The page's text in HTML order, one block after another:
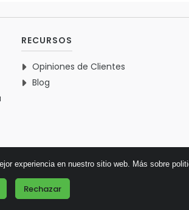
RECURSOS
Opiniones de Clientes
Blog
los derechos reservados.
experiencia en nuestro sitio web. Más sobre
Rechazar